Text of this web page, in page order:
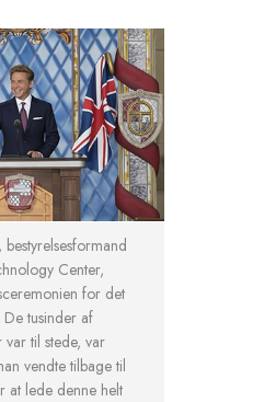
Center,
for det
tusinder af
til stede, var
vendte tilbage til
at lede denne helt